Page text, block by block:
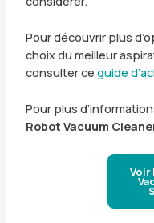
Pour découvrir plus
choix du meilleur
consulter ce guide
Pour plus
Robot Vacuum
Voir